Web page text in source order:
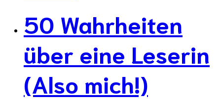
50 Wahrheiten
über eine Leserin
(Also mich!)